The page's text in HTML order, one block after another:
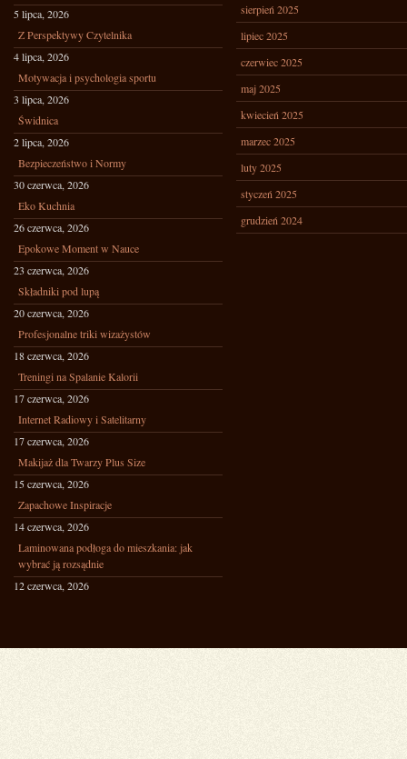
5 lipca, 2026
Z Perspektywy Czytelnika
4 lipca, 2026
Motywacja i psychologia sportu
3 lipca, 2026
Świdnica
2 lipca, 2026
Bezpieczeństwo i Normy
30 czerwca, 2026
Eko Kuchnia
26 czerwca, 2026
Epokowe Moment w Nauce
23 czerwca, 2026
Składniki pod lupą
20 czerwca, 2026
Profesjonalne triki wizażystów
18 czerwca, 2026
Treningi na Spalanie Kalorii
17 czerwca, 2026
Internet Radiowy i Satelitarny
17 czerwca, 2026
Makijaż dla Twarzy Plus Size
15 czerwca, 2026
Zapachowe Inspiracje
14 czerwca, 2026
Laminowana podłoga do mieszkania: jak
wybrać ją rozsądnie
12 czerwca, 2026
sierpień 2025
lipiec 2025
czerwiec 2025
maj 2025
kwiecień 2025
marzec 2025
luty 2025
styczeń 2025
grudzień 2024